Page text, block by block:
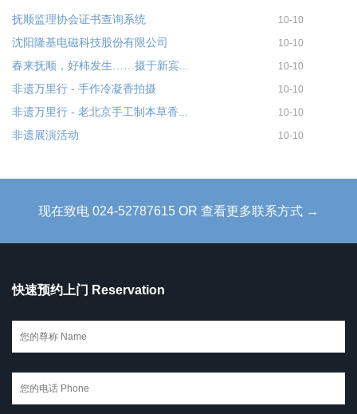
抚顺监理协会证书查询系统 10-10
沈阳隆基电磁科技股份有限公司 10-10
春来抚顺，好柿发生……摄于新宾... 10-10
非遗万里行 - 手作冷凝香拍摄 10-10
非遗万里行 - 老北京手工制本草香... 10-10
非遗展演活动 10-10
现在致电 024-52787615 OR 查看更多联系方式 →
快速预约上门 Reservation